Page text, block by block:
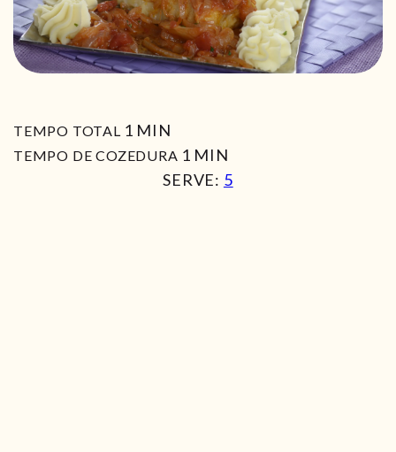
TEMPO TOTAL 1 MIN
MIN
TEMPO DE COZEDURA 1 MIN
MIN
SERVE: 5